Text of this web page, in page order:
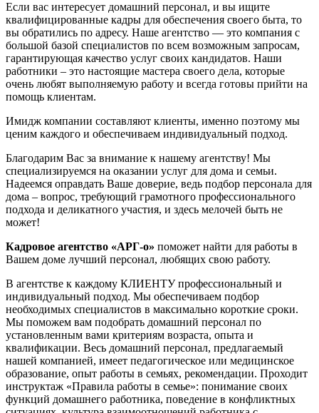
Если вас интересует домашний персонал, и вы ищите
квалифицированные кадры для обеспечения своего быта, то
вы обратились по адресу. Наше агентство — это компания с
большой базой специалистов по всем возможным запросам,
гарантирующая качество услуг своих кандидатов. Наши
работники – это настоящие мастера своего дела, которые
очень любят выполняемую работу и всегда готовы прийти на
помощь клиентам.
Имидж компании составляют клиенты, именно поэтому мы
ценим каждого и обеспечиваем индивидуальный подход.
Благодарим Вас за внимание к нашему агентству! Мы
специализируемся на оказании услуг для дома и семьи.
Надеемся оправдать Ваше доверие, ведь подбор персонала для
дома – вопрос, требующий грамотного профессионального
подхода и деликатного участия, и здесь мелочей быть не
может!
Кадровое агентство «АРГ-о» поможет найти для работы в
Вашем доме лучший персонал, любящих свою работу.
​В агентстве к каждому КЛИЕНТУ профессиональный и
индивидуальный подход. Мы обеспечиваем подбор
необходимых специалистов в максимально короткие сроки.
Мы поможем вам подобрать домашний персонал по
установленным вами критериям возраста, опыта и
квалификации. Весь домашний персонал, предлагаемый
нашей компанией, имеет педагогическое или медицинское
образование, опыт работы в семьях, рекомендации. Проходит
инструктаж «Правила работы в семье»: понимание своих
функций домашнего работника, поведение в конфликтных